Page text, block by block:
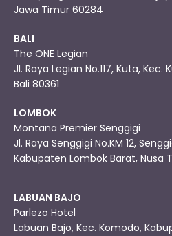
Jawa Timur 60284
BALI
The ONE Legian
Jl. Raya Legian No.117, Kuta,
Bali 80361
LOMBOK
Montana Premier Senggigi
Jl. Raya Senggigi No.KM 12,
Kabupaten Lombok Barat, Nusa
LABUAN BAJO
Parlezo Hotel
Labuan Bajo, Kec. Komodo,